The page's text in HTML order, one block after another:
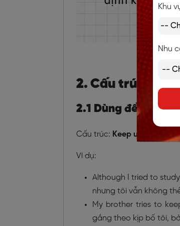
2. Cấu trúc và
2.1 Dùng để nói về
Cấu trúc: Keep up with +
Ví dụ:
Although I tried to
nhưng tôi vẫn không
My brother tries to
gắng theo kịp bố tôi,
Khu
Nhu